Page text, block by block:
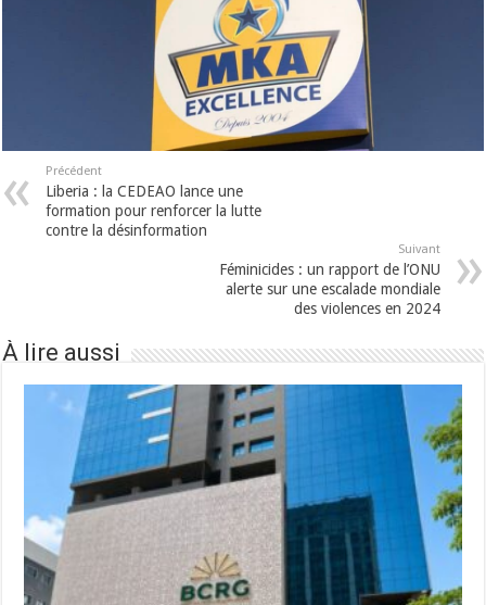
Précédent
Liberia : la CEDEAO lance une
formation pour renforcer la lutte
contre la désinformation
Suivant
Féminicides : un rapport de l’ONU
alerte sur une escalade mondiale
des violences en 2024
À lire aussi